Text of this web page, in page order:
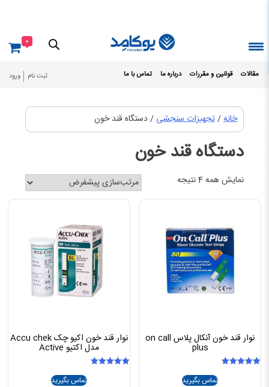
مقالات قوانین و مقررات درباره ما تماس با ما ثبت نام ورود
0
خانه/تجهیزات سنجشی / دستگاه قند خون
دستگاه قند خون
نمایش همه 4 نتیجه
نوار قند خون آنکال پلاس on call
plus
تماس بگیرید
نوار قند خون اکیو چک Accu chek
مدل اکتیو Active
تماس بگیرید